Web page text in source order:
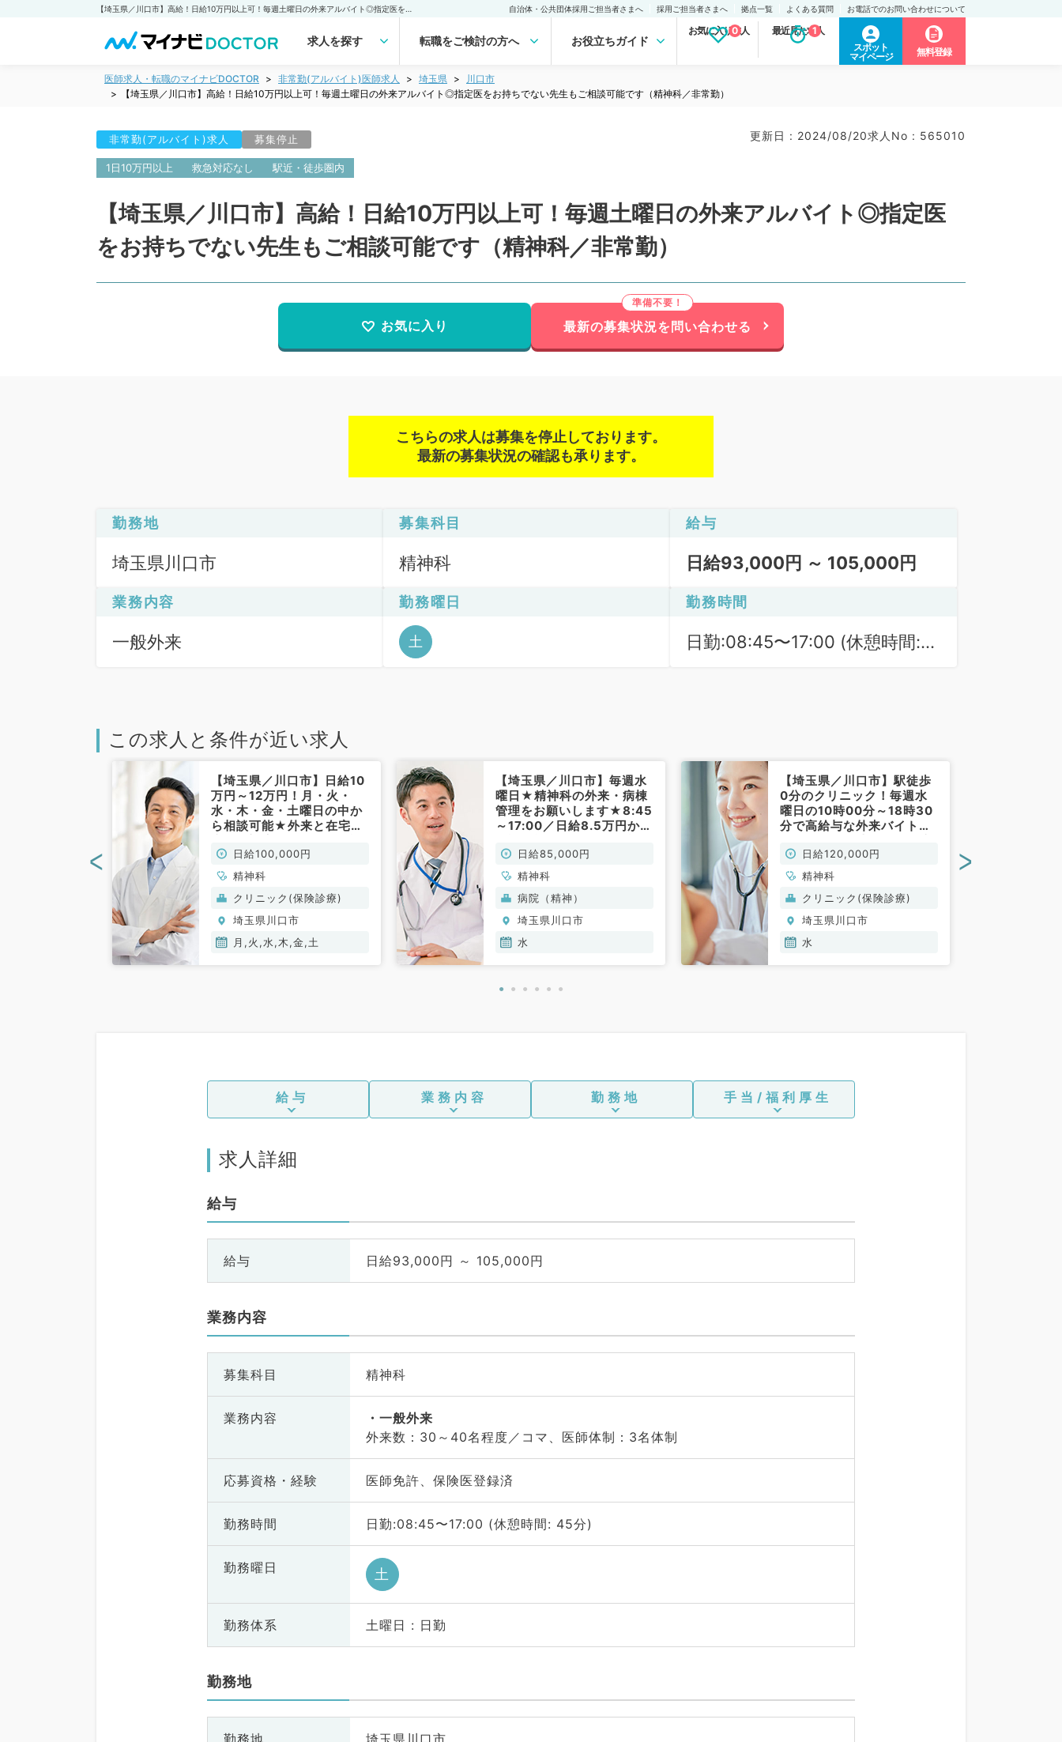
自治体・公共団体採用ご担当者さまへ 採用ご担当者さまへ 拠点一覧 よくある質問 お電話でのお問い合わせについて
求人を探す 転職をご検討の方へ お役立ちガイド
お気に入り求人
0 最近見た求人
1
スポット
マイページ
無料登録
医師求人・転職のマイナビDOCTOR 非常勤(アルバイト)医師求人 埼玉県
川口市
【埼玉県／川口市】高給！日給10万円以上可！毎週土曜日の外来アルバイト◎指定医をお持ちでない先生もご相談可能です（精神科／非常勤）
非常勤(アルバイト)求人 募集停止 更新日 : 2024/08/20求人No : 565010
1日10万円以上 救急対応なし 駅近・徒歩圏内
【埼玉県／川口市】高給！日給10万円以上可！毎週土曜日の外来アルバイト◎指定医
をお持ちでない先生もご相談可能です（精神科／非常勤）
お気に入り 最新の募集状況を問い合わせる
こちらの求人は募集を停止しております。
最新の募集状況の確認も承ります。
勤務地
埼玉県川口市
募集科目
精神科
給与
日給93,000円 ～ 105,000円
業務内容
一般外来
勤務曜日
土
勤務時間
日勤:08:45〜17:00 (休憩時間:
この求人と条件が近い求人
【埼玉県／川口市】日給10
万円～12万円！月・火・
水・木・金・土曜日の中か
ら相談可能★外来と在宅医
OK！（精神科／非常勤）
日給100,000円
精神科
クリニック(保険診療)
埼玉県川口市
月,火,水,木,金,土
【埼玉県／川口市】毎週水
曜日★精神科の外来・病棟
管理をお願いします★8:45
～17:00／日給8.5万円から
科)
日給85,000円
精神科
病院（精神）
埼玉県川口市
水
【埼玉県／川口市】駅徒歩
0分のクリニック！毎週水
曜日の10時00分～18時30
分で高給与な外来バイト◎
医歓迎★後期研修医相談可
能（精神科／非常勤）
日給120,000円
精神科
クリニック(保険診療)
埼玉県川口市
水
< >
給与 業務内容 勤務地 手当/福利厚生
求人詳細
給与
給与 日給93,000円 ～ 105,000円
業務内容
募集科目 精神科
業務内容
一般外来
外来数：30～40名程度／コマ、医師体制：3名体制
応募資格・ 経験 医師免許、保険医登録済
勤務時間 日勤:08:45〜17:00 (休憩時間: 45分)
勤務曜日 土
勤務体系 土曜日 : 日勤
勤務地
勤務地 埼玉県川口市